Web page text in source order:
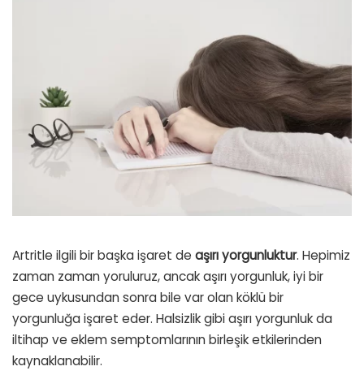
Artritle ilgili bir başka işaret de aşırı yorgunluktur. Hepimiz
zaman zaman yoruluruz, ancak aşırı yorgunluk, iyi bir
gece uykusundan sonra bile var olan köklü bir
yorgunluğa işaret eder. Halsizlik gibi aşırı yorgunluk da
iltihap ve eklem semptomlarının birleşik etkilerinden
kaynaklanabilir.